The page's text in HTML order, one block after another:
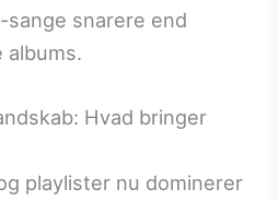
snarere end
Hvad bringer
playlister nu dominerer